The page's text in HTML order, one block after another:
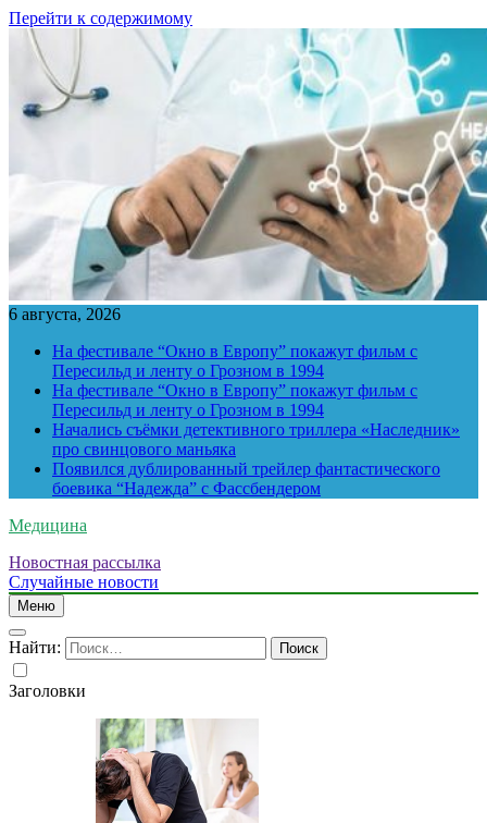
Перейти к содержимому
6 августа, 2026
На фестивале “Окно в Европу” покажут фильм с
Пересильд и ленту о Грозном в 1994
На фестивале “Окно в Европу” покажут фильм с
Пересильд и ленту о Грозном в 1994
Начались съёмки детективного триллера «Наследник»
про свинцового маньяка
Появился дублированный трейлер фантастического
боевика “Надежда” с Фассбендером
Медицина
Новостная рассылка
Случайные новости
Меню
Найти:
Заголовки